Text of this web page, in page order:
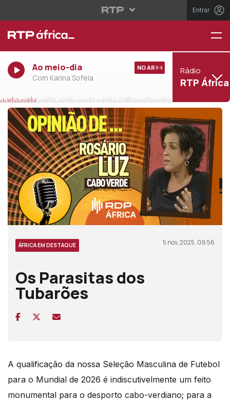
Entrar
Ao meio-dia
Com Karina Sofela
NO AR Rádio
RTP África
ÁFRICA EM DESTAQUE 5 nov, 2025, 09:56
Os Parasitas dos
Tubarões
A qualificação da nossa Seleção Masculina de Futebol
para o Mundial de 2026 é indiscutivelmente um feito
monumental para o desporto cabo-verdiano; para a